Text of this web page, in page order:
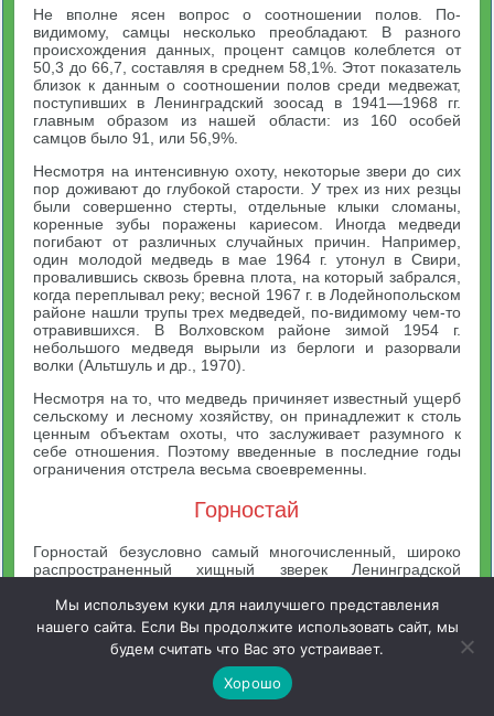
Не вполне ясен вопрос о соотношении полов. По-
видимому, самцы несколько преобладают. В разного
происхождения данных, процент самцов колеблется от
50,3 до 66,7, составляя в среднем 58,1%. Этот показатель
близок к данным о соотношении полов среди медвежат,
поступивших в Ленинградский зоосад в 1941—1968 гг.
главным образом из нашей области: из 160 особей
самцов было 91, или 56,9%.
Несмотря на интенсивную охоту, некоторые звери до сих
пор доживают до глубокой старости. У трех из них резцы
были совершенно стерты, отдельные клыки сломаны,
коренные зубы поражены кариесом. Иногда медведи
погибают от различных случайных причин. Например,
один молодой медведь в мае 1964 г. утонул в Свири,
провалившись сквозь бревна плота, на который забрался,
когда переплывал реку; весной 1967 г. в Лодейнопольском
районе нашли трупы трех медведей, по-видимому чем-то
отравившихся. В Волховском районе зимой 1954 г.
небольшого медведя вырыли из берлоги и разорвали
волки (Альтшуль и др., 1970).
Несмотря на то, что медведь причиняет известный ущерб
сельскому и лесному хозяйству, он принадлежит к столь
ценным объектам охоты, что заслуживает разумного к
себе отношения. Поэтому введенные в последние годы
ограничения отстрела весьма своевременны.
Горностай
Горностай безусловно самый многочисленный, широко
распространенный хищный зверек Ленинградской
населенных пунктов, вплоть до окраин и районов
новостроек Ленинграда, например западной части
Васильевского острова. Общая численность горностая в
области колеблется от 30 000—40000 до 80 000 экз., а
плотность населения в 1964/65 г. составляла 34 экз. на 10
000 га (Альтшуль и др., 1970).
Мы используем куки для наилучшего представления
нашего сайта. Если Вы продолжите использовать сайт, мы
будем считать что Вас это устраивает.
Хорошо